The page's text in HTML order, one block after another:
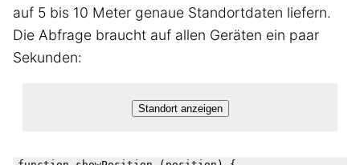
auf 5 bis 10 Meter genaue Standortdaten liefern.
Die Abfrage braucht auf allen Geräten ein paar
Sekunden:
Standort anzeigen